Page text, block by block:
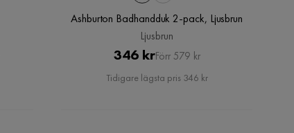
Ashburton Badhandduk 2-pack, Ljusbrun
Ljusbrun
Pris
346 krOriginal
Pris
Förr 579 kr
Tidigare lägsta pris 346 kr